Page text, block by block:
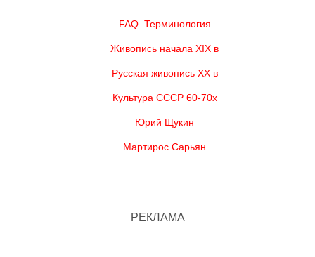
FAQ. Терминология
Живопись начала XIX в
Русская живопись XX в
Культура СССР 60-70х
Юрий Щукин
Мартирос Сарьян
РЕКЛАМА